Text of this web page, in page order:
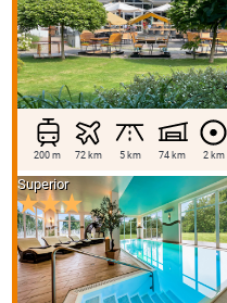
200 m 72 km 5 km 74 km 2 km
Superior